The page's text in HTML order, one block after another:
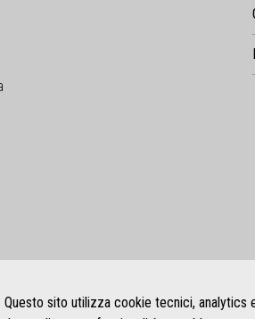
Questo sito utilizza cookie tecnici,